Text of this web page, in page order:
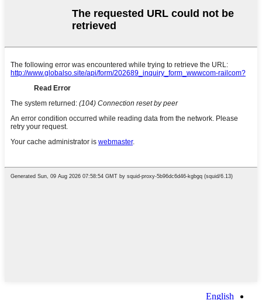
English